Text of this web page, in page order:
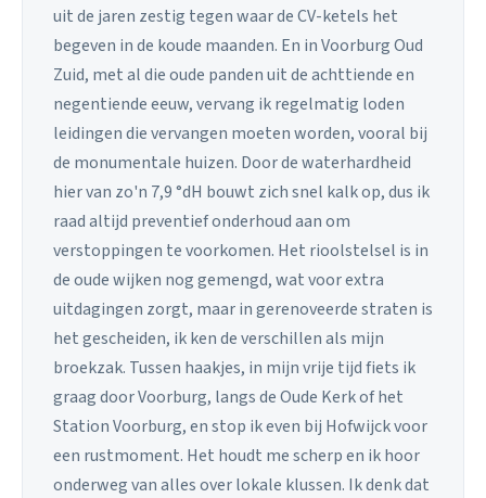
uit de jaren zestig tegen waar de CV-ketels het
begeven in de koude maanden. En in Voorburg Oud
Zuid, met al die oude panden uit de achttiende en
negentiende eeuw, vervang ik regelmatig loden
leidingen die vervangen moeten worden, vooral bij
de monumentale huizen. Door de waterhardheid
hier van zo'n 7,9 °dH bouwt zich snel kalk op, dus ik
raad altijd preventief onderhoud aan om
verstoppingen te voorkomen. Het rioolstelsel is in
de oude wijken nog gemengd, wat voor extra
uitdagingen zorgt, maar in gerenoveerde straten is
het gescheiden, ik ken de verschillen als mijn
broekzak. Tussen haakjes, in mijn vrije tijd fiets ik
graag door Voorburg, langs de Oude Kerk of het
Station Voorburg, en stop ik even bij Hofwijck voor
een rustmoment. Het houdt me scherp en ik hoor
onderweg van alles over lokale klussen. Ik denk dat